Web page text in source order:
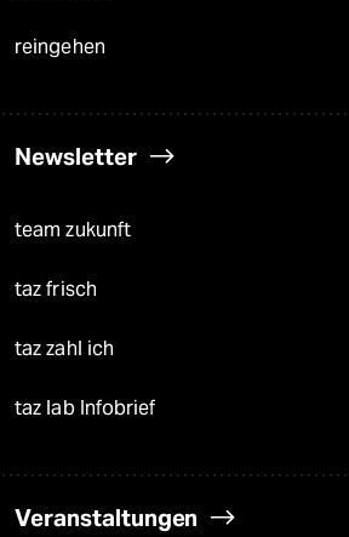
reingehen
Newsletter
team zukunft
taz frisch
taz zahl ich
taz lab Infobrief
Veranstaltungen